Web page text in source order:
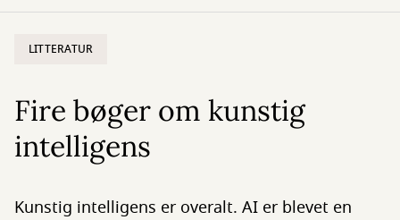
LITTERATUR
Fire bøger om kunstig
intelligens
Kunstig intelligens er overalt. AI er blevet en